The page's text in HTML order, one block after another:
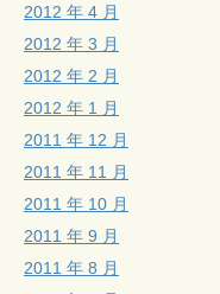
2012 年 4 月
2012 年 3 月
2012 年 2 月
2012 年 1 月
2011 年 12 月
2011 年 11 月
2011 年 10 月
2011 年 9 月
2011 年 8 月